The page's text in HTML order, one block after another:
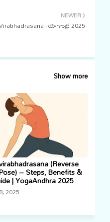
NEWER
- యోగాంధ్ర 2025
Show more
(Reverse
– Steps, Benefits &
| YogaAndhra 2025
2025